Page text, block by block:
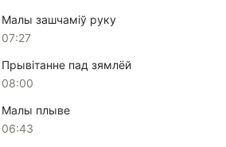
Малы зашчаміў руку
07:27
Прывітанне пад зямлёй
08:00
Малы плыве
06:43